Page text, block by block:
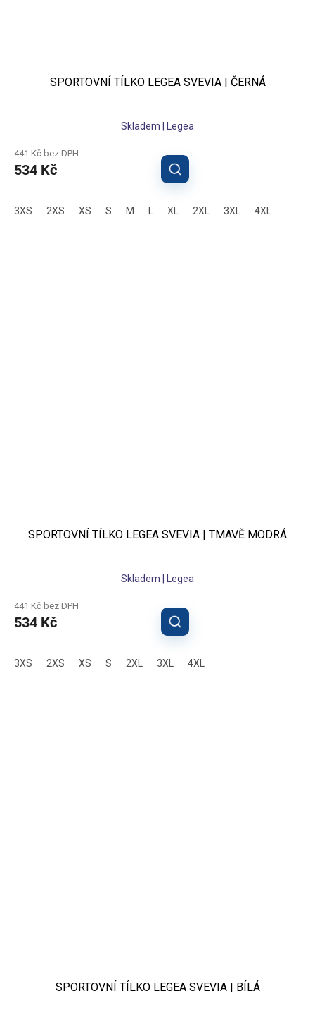
SPORTOVNÍ TÍLKO LEGEA SVEVIA | ČERNÁ
Skladem | Legea
441 Kč bez DPH
534 Kč
3XS 2XS XS S M XL 2XL 3XL 4XL
SPORTOVNÍ TÍLKO LEGEA SVEVIA | TMAVĚ MODRÁ
Skladem | Legea
441 Kč bez DPH
534 Kč
3XS 2XS XS S 2XL 3XL 4XL
SPORTOVNÍ TÍLKO LEGEA SVEVIA | BÍLÁ